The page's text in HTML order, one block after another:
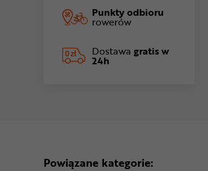
Punkty odbioru
rowerów
Dostawa gratis w
24h
Powiązane kategorie: